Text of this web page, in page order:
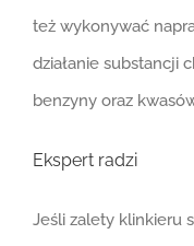
też wykonywać
działanie substancji
benzyny oraz
Ekspert radzi
Jeśli zalety klinkieru